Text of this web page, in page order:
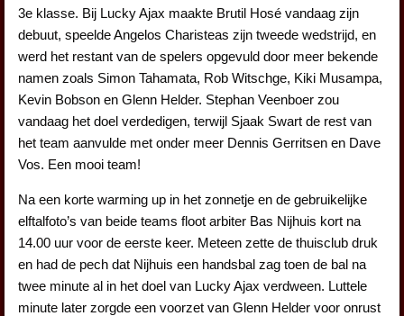
3e klasse. Bij Lucky Ajax maakte Brutil Hosé vandaag zijn
debuut, speelde Angelos Charisteas zijn tweede wedstrijd, en
werd het restant van de spelers opgevuld door meer bekende
namen zoals Simon Tahamata, Rob Witschge, Kiki Musampa,
Kevin Bobson en Glenn Helder. Stephan Veenboer zou
vandaag het doel verdedigen, terwijl Sjaak Swart de rest van
het team aanvulde met onder meer Dennis Gerritsen en Dave
Vos. Een mooi team!
Na een korte warming up in het zonnetje en de gebruikelijke
elftalfoto’s van beide teams floot arbiter Bas Nijhuis kort na
14.00 uur voor de eerste keer. Meteen zette de thuisclub druk
en had de pech dat Nijhuis een handsbal zag toen de bal na
twee minute al in het doel van Lucky Ajax verdween. Luttele
minute later zorgde een voorzet van Glenn Helder voor onrust